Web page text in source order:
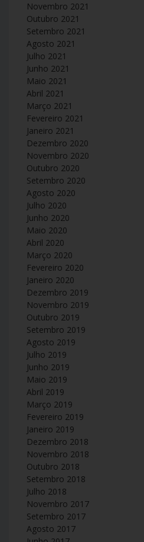
Novembro 2021
Outubro 2021
Setembro 2021
Agosto 2021
Julho 2021
Junho 2021
Maio 2021
Abril 2021
Março 2021
Fevereiro 2021
Janeiro 2021
Dezembro 2020
Novembro 2020
Outubro 2020
Setembro 2020
Agosto 2020
Julho 2020
Junho 2020
Maio 2020
Abril 2020
Março 2020
Fevereiro 2020
Janeiro 2020
Dezembro 2019
Novembro 2019
Outubro 2019
Setembro 2019
Agosto 2019
Julho 2019
Junho 2019
Maio 2019
Abril 2019
Março 2019
Fevereiro 2019
Janeiro 2019
Dezembro 2018
Novembro 2018
Outubro 2018
Setembro 2018
Julho 2018
Novembro 2017
Setembro 2017
Agosto 2017